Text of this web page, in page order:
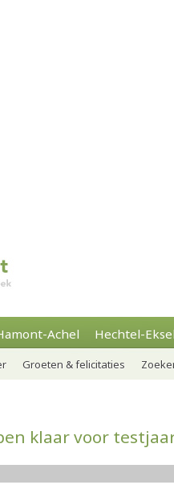
Achel Hechtel-
Groeten & felicitaties
klaar voor